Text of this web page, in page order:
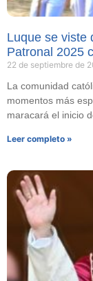
Luque se viste
Patronal 2025
22 de septiembre de
La comunidad
momentos más
maracará el inicio
Leer completo »